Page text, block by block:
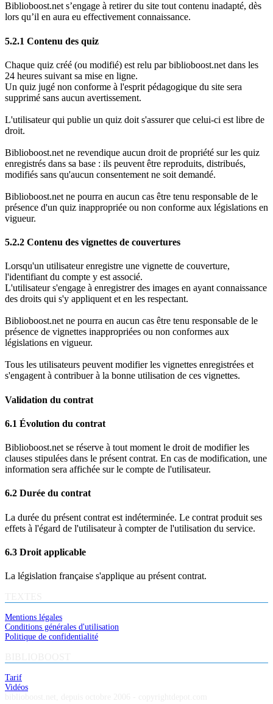
Biblioboost.net s’engage à retirer du site tout contenu inadapté, dès
lors qu’il en aura eu effectivement connaissance.
5.2.1 Contenu des quiz
Chaque quiz créé (ou modifié) est relu par biblioboost.net dans les
24 heures suivant sa mise en ligne.
Un quiz jugé non conforme à l'esprit pédagogique du site sera
supprimé sans aucun avertissement.
L'utilisateur qui publie un quiz doit s'assurer que celui-ci est libre de
droit.
Biblioboost.net ne revendique aucun droit de propriété sur les quiz
enregistrés dans sa base : ils peuvent être reproduits, distribués,
modifiés sans qu'aucun consentement ne soit demandé.
Biblioboost.net ne pourra en aucun cas être tenu responsable de le
présence d'un quiz inappropriée ou non conforme aux législations en
vigueur.
5.2.2 Contenu des vignettes de couvertures
Lorsqu'un utilisateur enregistre une vignette de couverture,
l'identifiant du compte y est associé.
L'utilisateur s'engage à enregistrer des images en ayant connaissance
des droits qui s'y appliquent et en les respectant.
Biblioboost.net ne pourra en aucun cas être tenu responsable de le
présence de vignettes inappropriées ou non conformes aux
législations en vigueur.
Tous les utilisateurs peuvent modifier les vignettes enregistrées et
s'engagent à contribuer à la bonne utilisation de ces vignettes.
Validation du contrat
6.1 Évolution du contrat
Biblioboost.net se réserve à tout moment le droit de modifier les
clauses stipulées dans le présent contrat. En cas de modification, une
information sera affichée sur le compte de l'utilisateur.
6.2 Durée du contrat
La durée du présent contrat est indéterminée. Le contrat produit ses
effets à l'égard de l'utilisateur à compter de l'utilisation du service.
6.3 Droit applicable
La législation française s'applique au présent contrat.
Mentions légales
Conditions générales d'utilisation
Politique de confidentialité
Tarif
Vidéos